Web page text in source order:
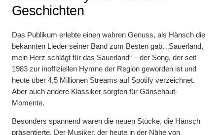
Geschichten
Das Publikum erlebte einen wahren Genuss, als Hänsch die
bekannten Lieder seiner Band zum Besten gab. „Sauerland,
mein Herz schlägt für das Sauerland“ – der Song, der seit
1983 zur inoffiziellen Hymne der Region geworden ist und
heute über 4,5 Millionen Streams auf Spotify verzeichnet.
Aber auch andere Klassiker sorgten für Gänsehaut-
Momente.
Besonders spannend waren die neuen Stücke, die Hänsch
präsentierte. Der Musiker, der heute in der Nähe von